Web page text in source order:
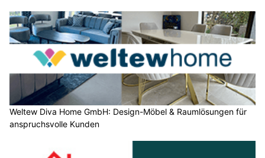
Weltew Diva Home GmbH: Design-Möbel & Raumlösungen für
anspruchsvolle Kunden